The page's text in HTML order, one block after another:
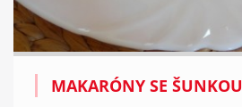
MAKARÓNY SE ŠUNKOU